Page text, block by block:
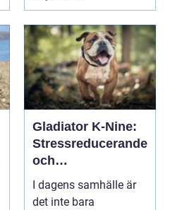
Gladiator K-Nine:
Stressreducerande
och
ångestdämpande
hundhalsband
I dagens samhälle är
det inte bara